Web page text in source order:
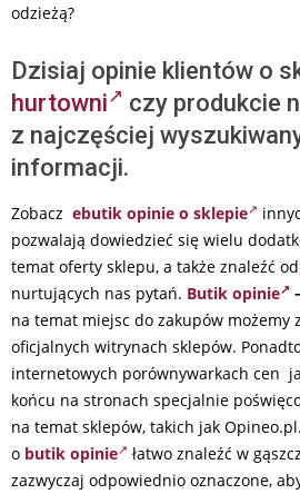
odzieżą?
Dzisiaj opinie klientów o
hurtowni
czy produkcie
z najczęściej
informacji.
Zobacz ebutik opinie o sklepie
pozwalają dowiedzieć się wielu
temat oferty sklepu, a także znaleźć
nurtujących nas pytań. Butik opinie
na temat miejsc do zakupów możemy
oficjalnych witrynach sklepów.
internetowych porównywarkach cen
końcu na stronach specjalnie
na temat sklepów, takich jak
o butik opinie
łatwo znaleźć w
zazwyczaj odpowiednio oznaczone,